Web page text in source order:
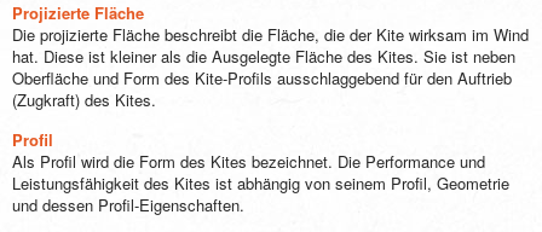
Projizierte Fläche
Die projizierte Fläche beschreibt die Fläche, die der Kite wirksam im Wind
hat. Diese ist kleiner als die Ausgelegte Fläche des Kites. Sie ist neben
Oberfläche und Form des Kite-Profils ausschlaggebend für den Auftrieb
(Zugkraft) des Kites.
Profil
Als Profil wird die Form des Kites bezeichnet. Die Performance und
Leistungsfähigkeit des Kites ist abhängig von seinem Profil, Geometrie
und dessen Profil-Eigenschaften.